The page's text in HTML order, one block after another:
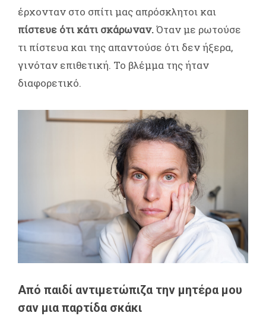
έρχονταν στο σπίτι μας απρόσκλητοι και
πίστευε ότι κάτι σκάρωναν.Όταν με ρωτούσε
τι πίστευα και της απαντούσε ότι δεν ήξερα,
γινόταν επιθετική. Το βλέμμα της ήταν
διαφορετικό.
Από παιδί αντιμετώπιζα την μητέρα μου
σαν μια παρτίδα σκάκι